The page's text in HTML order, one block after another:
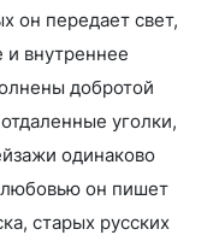
он передает свет,
и внутреннее
добротой
уголки,
одинаково
он пишет
старых русских